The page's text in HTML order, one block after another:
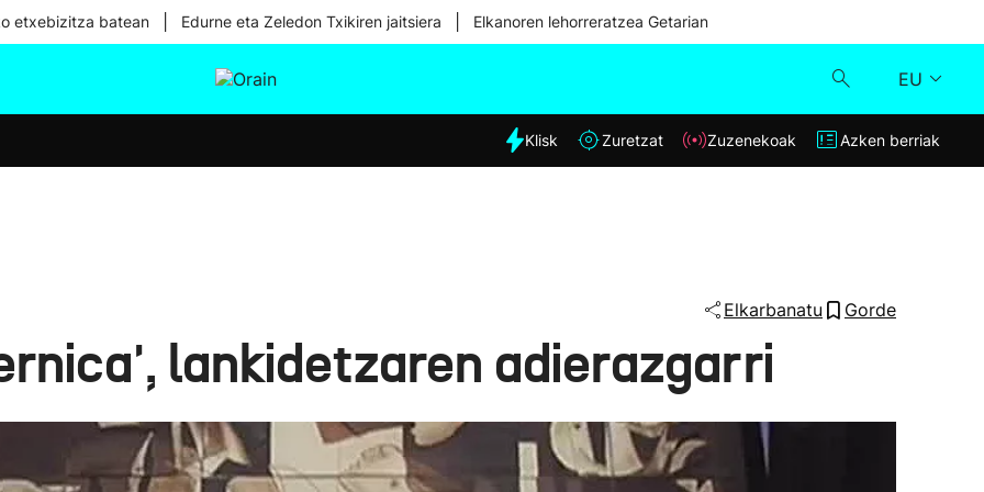
etxebizitza batean Edurne eta Zeledon Txikiren jaitsiera Elkanoren lehorreratzea Getarian
EU
Eguraldia
Klisk
Klisk Zuretzat Zuzenekoak Azken berriak
Elkarbanatu Gorde
lankidetzaren adierazgarri